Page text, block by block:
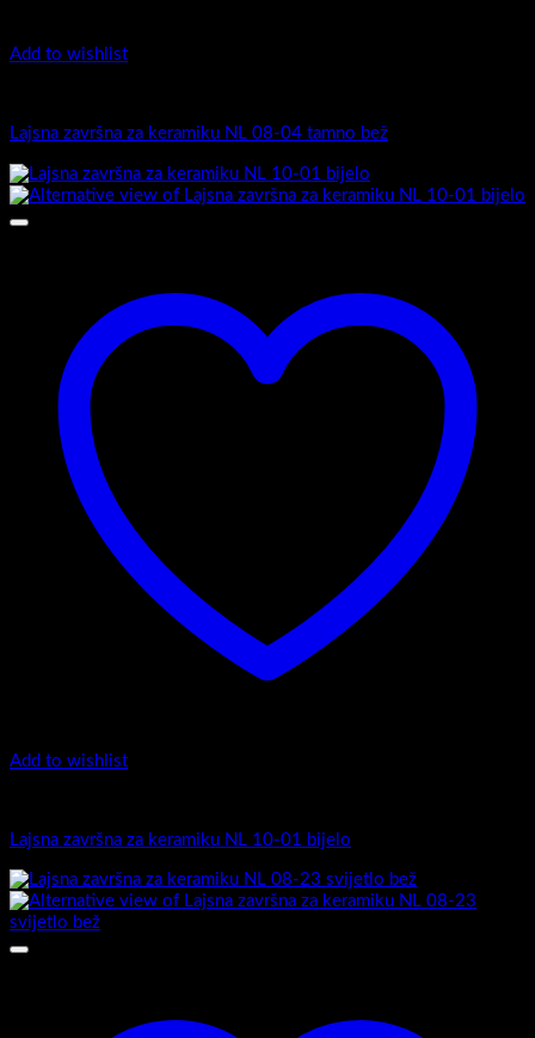
Add to wishlist
Lajsna završna za keramiku NL 08-04 tamno bež
Add to wishlist
Lajsna završna za keramiku NL 10-01 bijelo